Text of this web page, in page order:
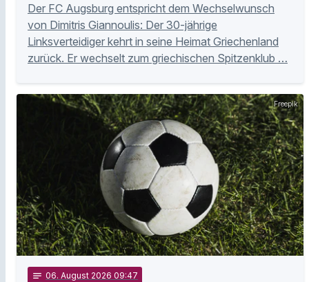
Der FC Augsburg entspricht dem Wechselwunsch
von Dimitris Giannoulis: Der 30-jährige
Linksverteidiger kehrt in seine Heimat Griechenland
zurück. Er wechselt zum griechischen Spitzenklub …
Freepik
notes 06. August 2026 09:47